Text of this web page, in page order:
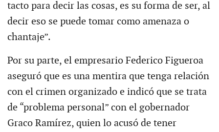
tacto para decir las cosas, es su forma de ser, al
decir eso se puede tomar como amenaza o
chantaje”.
Por su parte, el empresario Federico Figueroa
aseguró que es una mentira que tenga relación
con el crimen organizado e indicó que se trata
de “problema personal” con el gobernador
Graco Ramírez, quien lo acusó de tener